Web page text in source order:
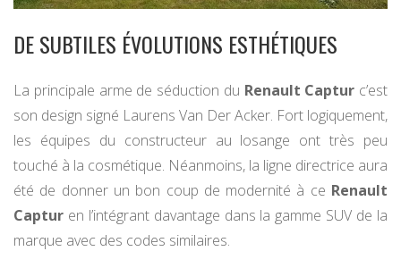
DE SUBTILES ÉVOLUTIONS ESTHÉTIQUES
La principale arme de séduction du Renault Captur c’est
son design signé Laurens Van Der Acker. Fort logiquement,
les équipes du constructeur au losange ont très peu
touché à la cosmétique. Néanmoins, la ligne directrice aura
été de donner un bon coup de modernité à ce Renault
Captur en l’intégrant davantage dans la gamme SUV de la
marque avec des codes similaires.